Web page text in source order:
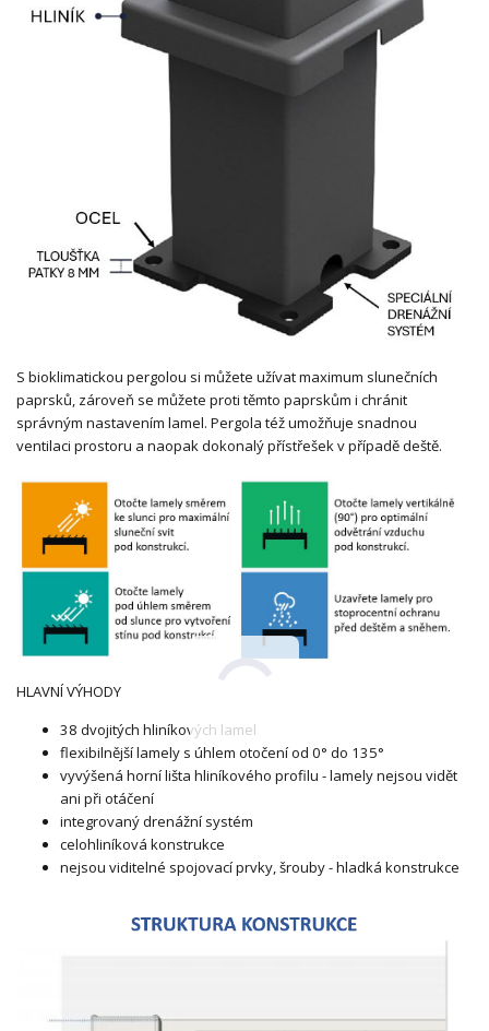
S bioklimatickou pergolou si můžete užívat maximum slunečních
paprsků, zároveň se můžete proti těmto paprskům i chránit
správným nastavením lamel. Pergola též umožňuje snadnou
ventilaci prostoru a naopak dokonalý přístřešek v případě deště.
HLAVNÍ VÝHODY
38 dvojitých hliníkových lamel
flexibilnější lamely s úhlem otočení od 0° do 135°
vyvýšená horní lišta hliníkového profilu - lamely nejsou vidět
ani při otáčení
integrovaný drenážní systém
celohliníková konstrukce
nejsou viditelné spojovací prvky, šrouby - hladká konstrukce